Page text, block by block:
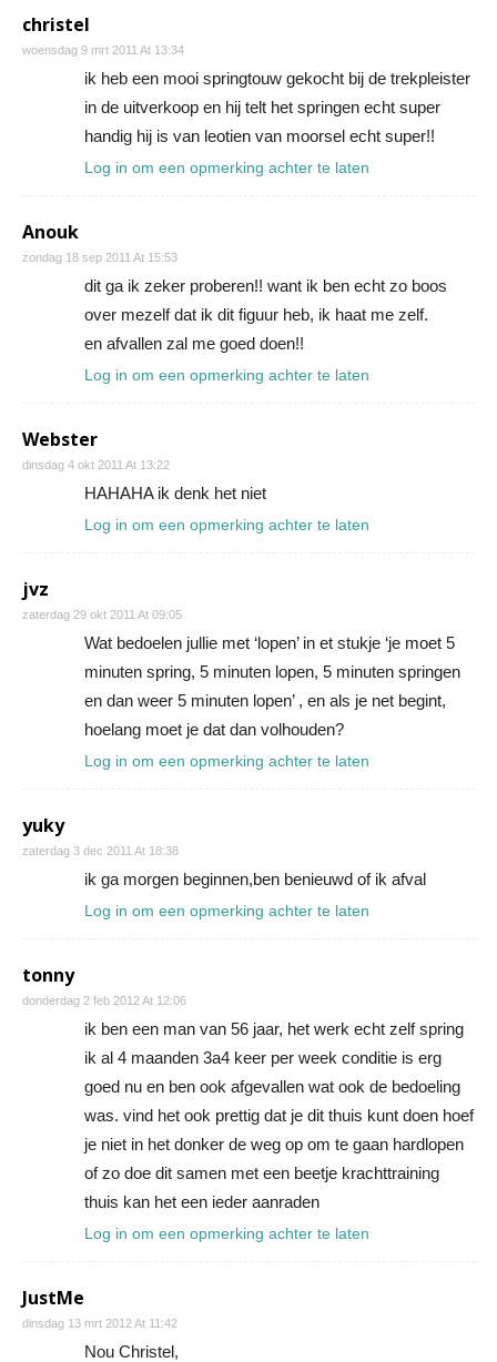
christel
woensdag 9 mrt 2011 At 13:34
ik heb een mooi springtouw gekocht bij de trekpleister
in de uitverkoop en hij telt het springen echt super
handig hij is van leotien van moorsel echt super!!
Log in om een opmerking achter te laten
Anouk
zondag 18 sep 2011 At 15:53
dit ga ik zeker proberen!! want ik ben echt zo boos
over mezelf dat ik dit figuur heb, ik haat me zelf.
en afvallen zal me goed doen!!
Log in om een opmerking achter te laten
Webster
dinsdag 4 okt 2011 At 13:22
HAHAHA ik denk het niet
Log in om een opmerking achter te laten
jvz
zaterdag 29 okt 2011 At 09:05
Wat bedoelen jullie met ‘lopen’ in et stukje ‘je moet 5
minuten spring, 5 minuten lopen, 5 minuten springen
en dan weer 5 minuten lopen’ , en als je net begint,
hoelang moet je dat dan volhouden?
Log in om een opmerking achter te laten
yuky
zaterdag 3 dec 2011 At 18:38
ik ga morgen beginnen,ben benieuwd of ik afval
Log in om een opmerking achter te laten
tonny
donderdag 2 feb 2012 At 12:06
ik ben een man van 56 jaar, het werk echt zelf spring
ik al 4 maanden 3a4 keer per week conditie is erg
goed nu en ben ook afgevallen wat ook de bedoeling
was. vind het ook prettig dat je dit thuis kunt doen hoef
je niet in het donker de weg op om te gaan hardlopen
of zo doe dit samen met een beetje krachttraining
thuis kan het een ieder aanraden
Log in om een opmerking achter te laten
JustMe
dinsdag 13 mrt 2012 At 11:42
Nou Christel,